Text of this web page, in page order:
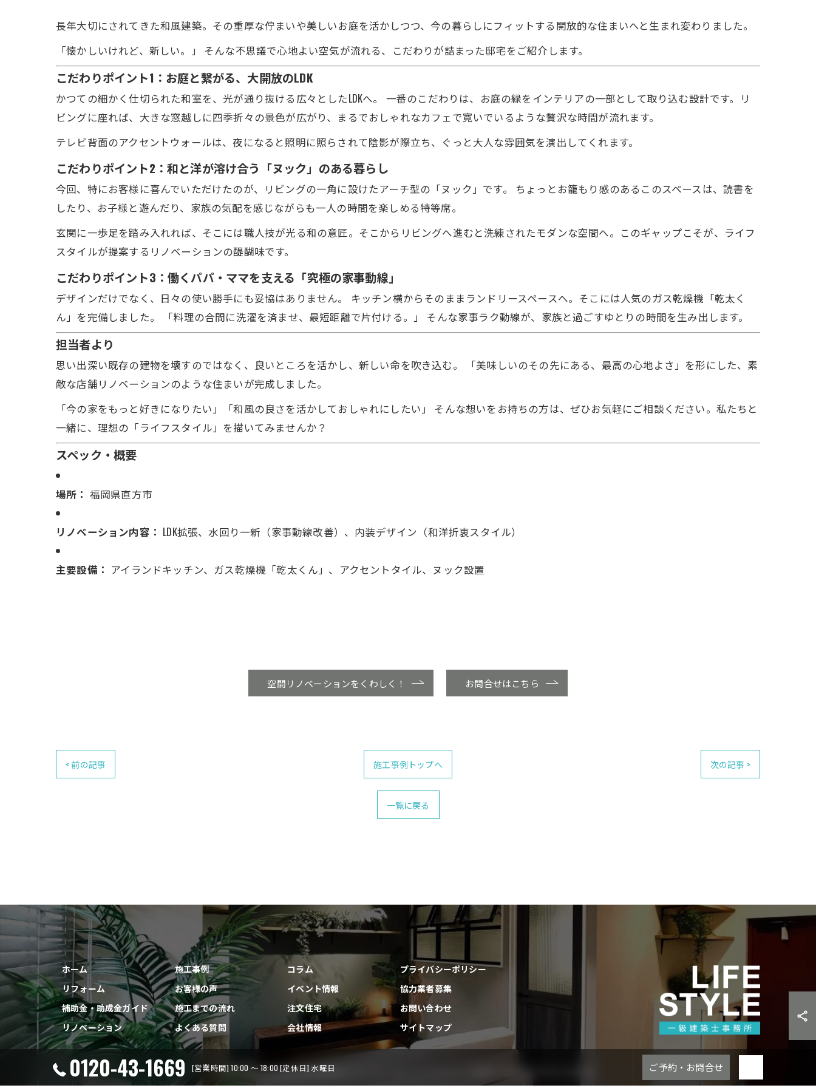
長年大切にされてきた和風建築。その重厚な佇まいや美しいお庭を活かしつつ、今の暮らしにフィットする開放的な住まいへと生まれ変わりました。
「懐かしいけれど、新しい。」 そんな不思議で心地よい空気が流れる、こだわりが詰まった邸宅をご紹介します。
こだわりポイント1：お庭と繋がる、大開放のLDK
かつての細かく仕切られた和室を、光が通り抜ける広々としたLDKへ。 一番のこだわりは、お庭の緑をインテリアの一部として取り込む設計です。リ
ビングに座れば、大きな窓越しに四季折々の景色が広がり、まるでおしゃれなカフェで寛いでいるような贅沢な時間が流れます。
テレビ背面のアクセントウォールは、夜になると照明に照らされて陰影が際立ち、ぐっと大人な雰囲気を演出してくれます。
こだわりポイント2：和と洋が溶け合う「ヌック」のある暮らし
今回、特にお客様に喜んでいただけたのが、リビングの一角に設けたアーチ型の「ヌック」です。 ちょっとお籠もり感のあるこのスペースは、読書を
したり、お子様と遊んだり、家族の気配を感じながらも一人の時間を楽しめる特等席。
玄関に一歩足を踏み入れれば、そこには職人技が光る和の意匠。そこからリビングへ進むと洗練されたモダンな空間へ。このギャップこそが、ライフ
スタイルが提案するリノベーションの醍醐味です。
こだわりポイント3：働くパパ・ママを支える「究極の家事動線」
デザインだけでなく、日々の使い勝手にも妥協はありません。 キッチン横からそのままランドリースペースへ。そこには人気のガス乾燥機「乾太く
ん」を完備しました。 「料理の合間に洗濯を済ませ、最短距離で片付ける。」 そんな家事ラク動線が、家族と過ごすゆとりの時間を生み出します。
担当者より
思い出深い既存の建物を壊すのではなく、良いところを活かし、新しい命を吹き込む。 「美味しいのその先にある、最高の心地よさ」を形にした、素
敵な店舗リノベーションのような住まいが完成しました。
「今の家をもっと好きになりたい」「和風の良さを活かしておしゃれにしたい」 そんな想いをお持ちの方は、ぜひお気軽にご相談ください。私たちと
一緒に、理想の「ライフスタイル」を描いてみませんか？
スペック・概要
場所： 福岡県直方市
リノベーション内容： LDK拡張、水回り一新（家事動線改善）、内装デザイン（和洋折衷スタイル）
主要設備： アイランドキッチン、ガス乾燥機「乾太くん」、アクセントタイル、ヌック設置
空間リノベーションをくわしく！ お問合せはこちら
< 前の記事 施工事例トップへ 次の記事 >
一覧に戻る
0120-43-1669 [営業時間] 10:00 ～ 18:00 [定休日] 水曜日 ご予約・お問合せ
ホーム
リフォーム
補助金・助成金ガイド
リノベーション
施工事例
お客様の声
施工までの流れ
よくある質問
コラム
イベント情報
注文住宅
会社情報
プライバシーポリシー
協力業者募集
お問い合わせ
サイトマップ
© 2026 福岡古賀市|福津市|宗像市|新宮❘のリフォームならライフスタイル 一級建築士事務所 ALL RIGHTS RESERVED.